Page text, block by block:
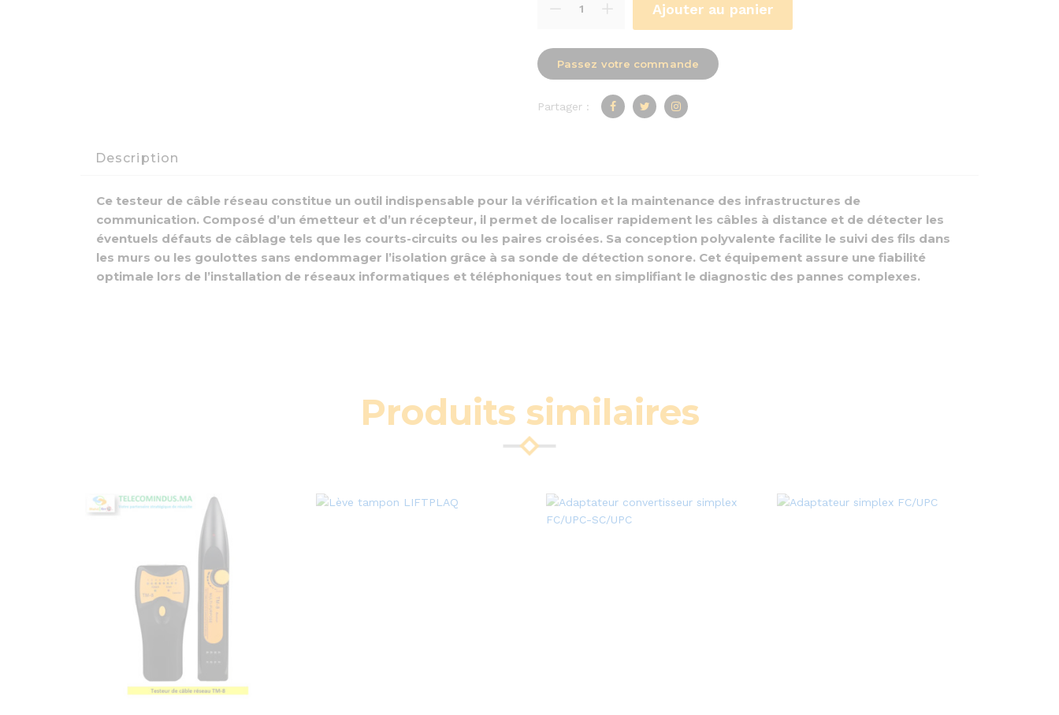
Ajouter au panier
Passez votre commande
Partager :
Description
Ce testeur de câble réseau constitue un outil indispensable pour la vérification et la maintenance des infrastructures de
communication. Composé d’un émetteur et d’un récepteur, il permet de localiser rapidement les câbles à distance et de détecter les
éventuels défauts de câblage tels que les courts-circuits ou les paires croisées. Sa conception polyvalente facilite le suivi des fils dans
les murs ou les goulottes sans endommager l’isolation grâce à sa sonde de détection sonore. Cet équipement assure une fiabilité
optimale lors de l’installation de réseaux informatiques et téléphoniques tout en simplifiant le diagnostic des pannes complexes.
Produits similaires